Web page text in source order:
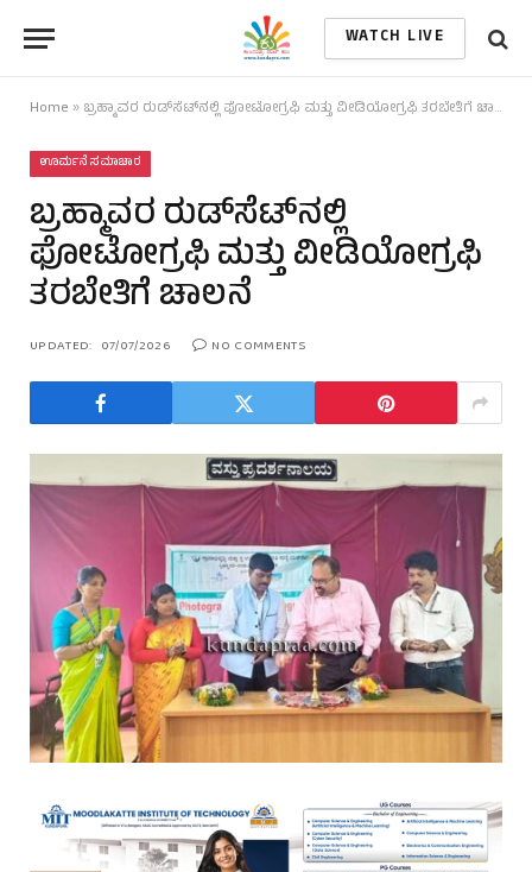
WATCH LIVE
Home » ಬ್ರಹ್ಮಾವರ ರುಡ್‌ಸೆಟ್‌ನಲ್ಲಿ ಫೋಟೋಗ್ರಫಿ ಮತ್ತು ವೀಡಿಯೋಗ್ರಫಿ ತರಬೇತಿಗೆ ಚಾಲನೆ
ಊರ್ಮನೆ ಸಮಾಚಾರ
ಬ್ರಹ್ಮಾವರ ರುಡ್‌ಸೆಟ್‌ನಲ್ಲಿ
ಫೋಟೋಗ್ರಫಿ ಮತ್ತು ವೀಡಿಯೋಗ್ರಫಿ
ತರಬೇತಿಗೆ ಚಾಲನೆ
UPDATED: 07/07/2026 NO COMMENTS